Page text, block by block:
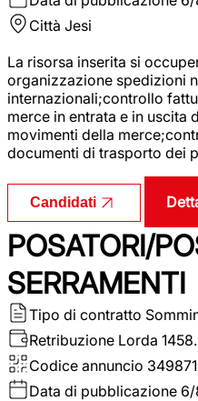
Città Jesi
La risorsa inserita si
organizzazione spedizioni
internazionali;controllo
merce in entrata e in uscita
movimenti della
documenti di trasporto dei
Candidati
POSATORI/
SERRAMENTI
Tipo di contratto
Retribuzione Lorda
Codice annuncio 349871
Data di pubblicazione